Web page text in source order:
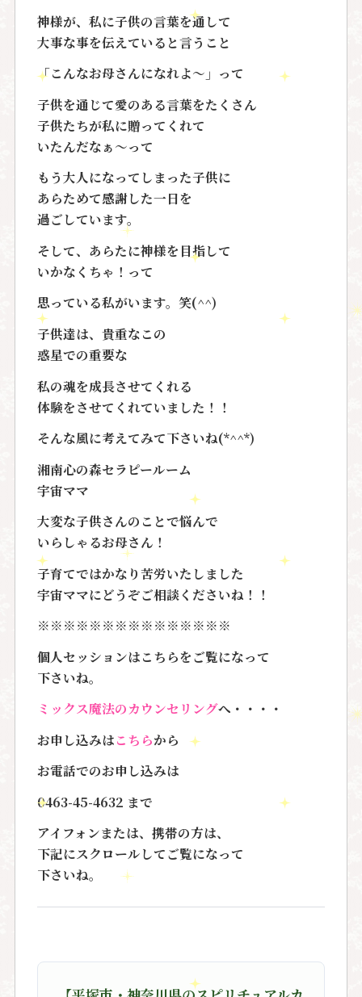
神様が、私に子供の言葉を通して
大事な事を伝えていると言うこと
「こんなお母さんになれよ～」って
子供を通じて愛のある言葉をたくさん
子供たちが私に贈ってくれて
いたんだなぁ～って
もう大人になってしまった子供に
あらためて感謝した一日を
過ごしています。
そして、あらたに神様を目指して
いかなくちゃ！って
思っている私がいます。笑(^^)
子供達は、貴重なこの
惑星での重要な
私の魂を成長させてくれる
体験をさせてくれていました！！
そんな風に考えてみて下さいね(*^^*)
湘南心の森セラピールーム
宇宙ママ
大変な子供さんのことで悩んで
いらしゃるお母さん！
子育てではかなり苦労いたしました
宇宙ママにどうぞご相談くださいね！！
※※※※※※※※※※※※※※※
個人セッションはこちらをご覧になって
下さいね。
ミックス魔法のカウンセリングへ・・・・
お申し込みはこちらから
お電話でのお申し込みは
0463-45-4632 まで
アイフォンまたは、携帯の方は、
下記にスクロールしてご覧になって
下さいね。